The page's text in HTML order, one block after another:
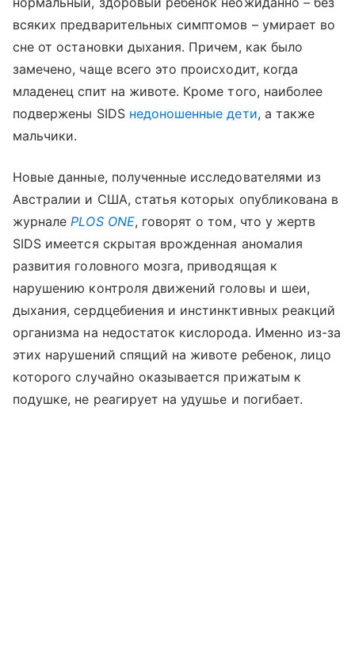
всяких предварительных симптомов – умирает во
сне от остановки дыхания. Причем, как было
замечено, чаще всего это происходит, когда
младенец спит на животе. Кроме того, наиболее
подвержены SIDS недоношенные дети, а также
мальчики.
Новые данные, полученные исследователями из
Австралии и США, статья которых опубликована в
журналеPLOS ONE, говорят о том, что у жертв
SIDS имеется скрытая врожденная аномалия
развития головного мозга, приводящая к
нарушению контроля движений головы и шеи,
дыхания, сердцебиения и инстинктивных реакций
организма на недостаток кислорода. Именно из-за
этих нарушений спящий на животе ребенок, лицо
которого случайно оказывается прижатым к
подушке, не реагирует на удушье и погибает.